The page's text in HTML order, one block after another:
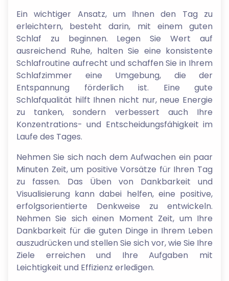
Ein wichtiger Ansatz, um Ihnen den Tag zu
erleichtern, besteht darin, mit einem guten
Schlaf zu beginnen. Legen Sie Wert auf
ausreichend Ruhe, halten Sie eine konsistente
Schlafroutine aufrecht und schaffen Sie in Ihrem
Schlafzimmer eine Umgebung, die der
Entspannung förderlich ist. Eine gute
Schlafqualität hilft Ihnen nicht nur, neue Energie
zu tanken, sondern verbessert auch Ihre
Konzentrations- und Entscheidungsfähigkeit im
Laufe des Tages.
Nehmen Sie sich nach dem Aufwachen ein paar
Minuten Zeit, um positive Vorsätze für Ihren Tag
zu fassen. Das Üben von Dankbarkeit und
Visualisierung kann dabei helfen, eine positive,
erfolgsorientierte Denkweise zu entwickeln.
Nehmen Sie sich einen Moment Zeit, um Ihre
Dankbarkeit für die guten Dinge in Ihrem Leben
auszudrücken und stellen Sie sich vor, wie Sie Ihre
Ziele erreichen und Ihre Aufgaben mit
Leichtigkeit und Effizienz erledigen.